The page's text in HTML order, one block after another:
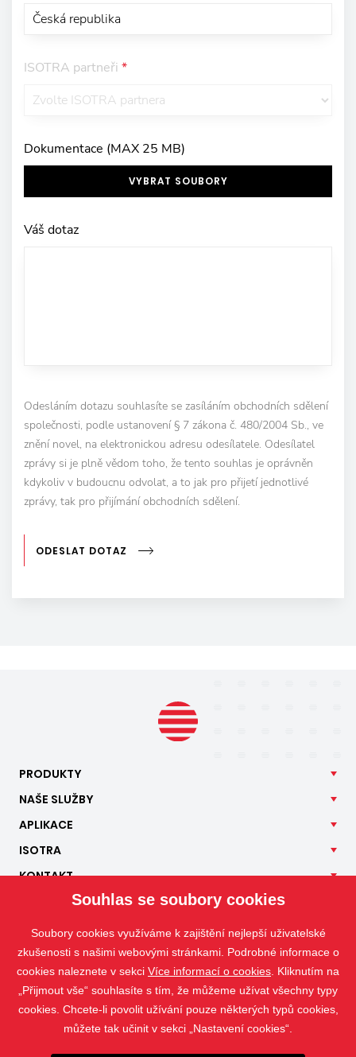
ISOTRA partneři *
Dokumentace (MAX 25 MB)
VYBRAT SOUBORY
Váš dotaz
Odesláním dotazu souhlasíte se zasíláním obchodních sdělení
společnosti, podle ustanovení § 7 zákona č. 480/2004 Sb., ve
znění novel, na elektronickou adresu odesílatele. Odesílatel
zprávy si je plně vědom toho, že tento souhlas je oprávněn
kdykoliv v budoucnu odvolat, a to jak pro přijetí jednotlivé
zprávy, tak pro přijímání obchodních sdělení.
ODESLAT DOTAZ
PRODUKTY
NAŠE SLUŽBY
APLIKACE
ISOTRA
KONTAKT
Souhlas se soubory cookies
Soubory cookies využíváme k zajištění nejlepší uživatelské
zkušenosti s našimi webovými stránkami. Podrobné informace o
cookies naleznete v sekci Více informací o cookies . Kliknutím na
„Přijmout vše“ souhlasíte s tím, že můžeme užívat všechny typy
cookies. Chcete-li povolit užívání pouze některých typů cookies,
můžete tak učinit v sekci „Nastavení cookies“.